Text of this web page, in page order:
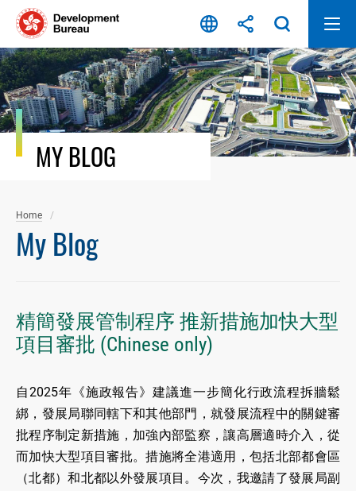
Skip
content
MY BLOG
Home
My Blog
精簡發展管制程序 推新措施加快大型
項目審批 (Chinese only)
自2025年《施政報告》建議進一步簡化行政流程拆牆鬆
綁，發展局聯同轄下和其他部門，就發展流程中的關鍵審
批程序制定新措施，加強內部監察，讓高層適時介入，從
而加快大型項目審批。措施將全港適用，包括北部都會區
（北都）和北都以外發展項目。今次，我邀請了發展局副